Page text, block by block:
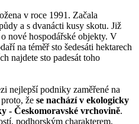
v roce 1991. Začala
a s dvanácti kusy skotu. Již
nové hospodářské objekty. V
na téměř sto šedesáti hektarech
najdete sto padesát toho
nejlepší podniky zaměřené na
že se nachází v ekologicky
- Českomoravské vrchovině.
podhorským charakterem,